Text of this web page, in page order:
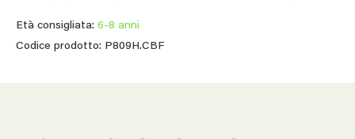
Età consigliata: 6-8 anni
Codice prodotto: P809H.CBF